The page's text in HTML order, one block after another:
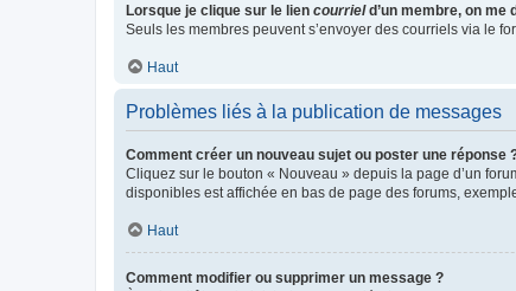
Lorsque je clique sur le lien courrield’un membre, on me
Seuls les membres peuvent s’envoyer des courriels via le
Haut
Problèmes liés à la publication de messages
Comment créer un nouveau sujet ou poster une réponse
Cliquez sur le bouton « Nouveau » depuis la page d’un
disponibles est affichée en bas de page des forums,
Haut
Comment modifier ou supprimer un message ?